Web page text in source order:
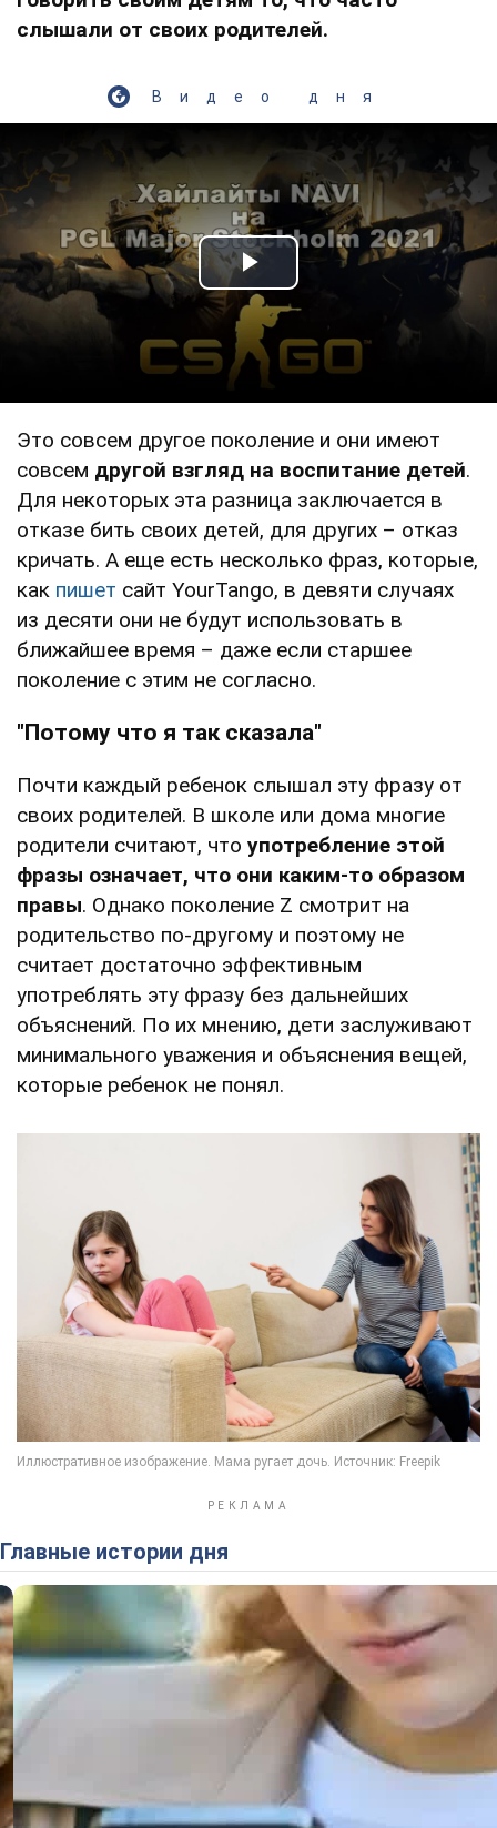
слышали от своих родителей.
Видео дня
Play Video
Это совсем другое поколение и они имеют
совсем другой взгляд на воспитание детей.
Для некоторых эта разница заключается в
отказе бить своих детей, для других – отказ
кричать. А еще есть несколько фраз, которые,
как пишет сайт YourTango, в девяти случаях
из десяти они не будут использовать в
ближайшее время – даже если старшее
поколение с этим не согласно.
"Потому что я так сказала"
Почти каждый ребенок слышал эту фразу от
своих родителей. В школе или дома многие
родители считают, что употребление этой
фразы означает, что они каким-то образом
правы. Однако поколение Z смотрит на
родительство по-другому и поэтому не
считает достаточно эффективным
употреблять эту фразу без дальнейших
объяснений. По их мнению, дети заслуживают
минимального уважения и объяснения вещей,
которые ребенок не понял.
Главные истории дня